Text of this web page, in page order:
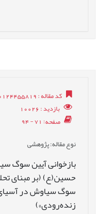
کد مقاله: 13960210124455819
بازدید: 10026
صفحه: 71 - 94
نوع مقاله: پژوهشی
بازخوانی آیین سوگ
حسین(ع) (بر مبنای
سوگ سیاوش در
زنده‌رودی»)